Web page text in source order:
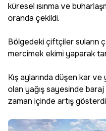
küresel ısınma ve
oranda çekildi.
Bölgedeki çiftçiler suların
mercimek ekimi yaparak
Kış aylarında düşen kar
olan yağış sayesinde
zaman içinde artış